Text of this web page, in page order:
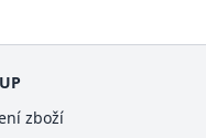
zboží